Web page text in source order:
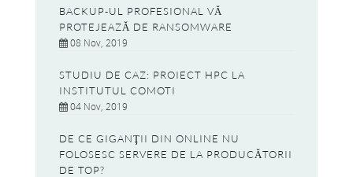
BACKUP-UL PROFESIONAL VĂ
PROTEJEAZĂ DE RANSOMWARE
08 Nov, 2019
STUDIU DE CAZ: PROIECT HPC LA
INSTITUTUL COMOTI
04 Nov, 2019
DE CE GIGANŢII DIN ONLINE NU
FOLOSESC SERVERE DE LA PRODUCĂTORII
DE TOP?